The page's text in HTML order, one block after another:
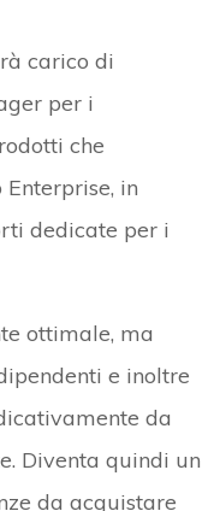
carico di
per i
che
in
dedicate per i
ottimale, ma
e inoltre
da
Diventa quindi un
da acquistare